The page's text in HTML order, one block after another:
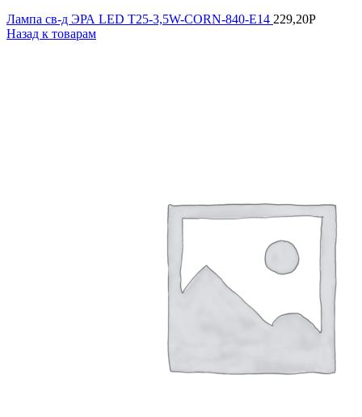
Лампа св-д ЭРА LED Т25-3,5W-CORN-840-Е14 229,20Р
Назад к товарам